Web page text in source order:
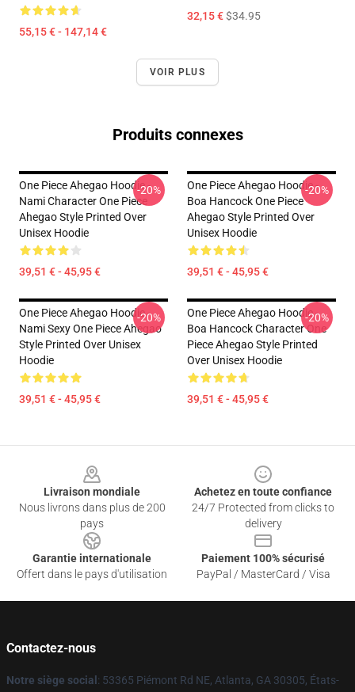
55,15 € - 147,14 €
32,15 €$34.95
VOIR PLUS
Produits connexes
One Piece Ahegao Hoodie -
Nami Character One Piece
Ahegao Style Printed Over
Unisex Hoodie
39,51 € - 45,95 €
-20%
One Piece Ahegao Hoodie -
Boa Hancock One Piece
Ahegao Style Printed Over
Unisex Hoodie
39,51 € - 45,95 €
-20%
One Piece Ahegao Hoodie -
Nami Sexy One Piece Ahegao
Style Printed Over Unisex
Hoodie
39,51 € - 45,95 €
-20%
One Piece Ahegao Hoodie -
Boa Hancock Character One
Piece Ahegao Style Printed
Over Unisex Hoodie
39,51 € - 45,95 €
-20%
Livraison mondiale
Nous livrons dans plus de 200
pays
Achetez en toute confiance
24/7 Protected from clicks to
delivery
Garantie internationale
Offert dans le pays d'utilisation
Paiement 100% sécurisé
PayPal / MasterCard / Visa
Contactez-nous
Notre siège social : 53365 Piémont Rd NE, Atlanta, GA 30305, États-